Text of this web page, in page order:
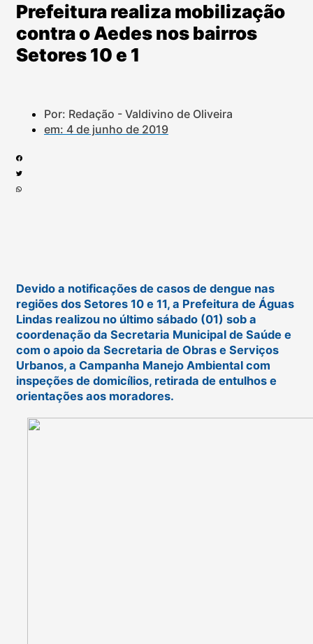
Prefeitura realiza mobilização
contra o Aedes nos bairros
Setores 10 e 1
Por: Redação - Valdivino de Oliveira
em: 4 de junho de 2019
Devido a notificações de casos de dengue nas
regiões dos Setores 10 e 11, a Prefeitura de Águas
Lindas realizou no último sábado (01) sob a
coordenação da Secretaria Municipal de Saúde e
com o apoio da Secretaria de Obras e Serviços
Urbanos, a Campanha Manejo Ambiental com
inspeções de domicílios, retirada de entulhos e
orientações aos moradores.